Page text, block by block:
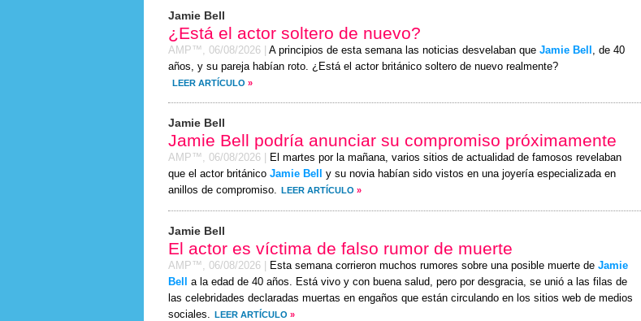
Jamie Bell
¿Está el actor soltero de nuevo?
AMP™, 06/08/2026 A principios de esta semana las noticias desvelaban que Jamie Bell , de 40
años, y su pareja habían roto. ¿Está el actor británico soltero de nuevo realmente?
LEER ARTÍCULO »
Jamie Bell
Jamie Bell podría anunciar su compromiso próximamente
AMP™, 06/08/2026
El martes por la mañana, varios sitios de actualidad de famosos revelaban
que el actor británico Jamie Bell
y su novia habían sido vistos en una joyería especializada en
anillos de compromiso. LEER ARTÍCULO »
Jamie Bell
El actor es víctima de falso rumor de muerte
AMP™, 06/08/2026 Esta semana corrieron muchos rumores sobre una posible muerte de Jamie
Bell
a la edad de 40 años. Está vivo y con buena salud, pero por desgracia, se unió a las filas de
las celebridades declaradas muertas en engaños que están circulando en los sitios web de medios
sociales. LEER ARTÍCULO »